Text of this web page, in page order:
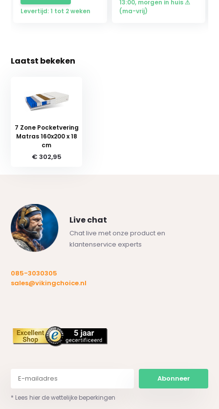
Levertijd: 1 tot 2 weken
13:00, morgen in huis ⚠
(ma-vrij)
Laatst bekeken
7 Zone Pocketvering
Matras 160x200 x 18
cm
€ 302,95
Live chat
Chat live met onze product en
klantenservice experts
085-3030305
sales@vikingchoice.nl
Abonneer
* Lees hier de wettelijke beperkingen